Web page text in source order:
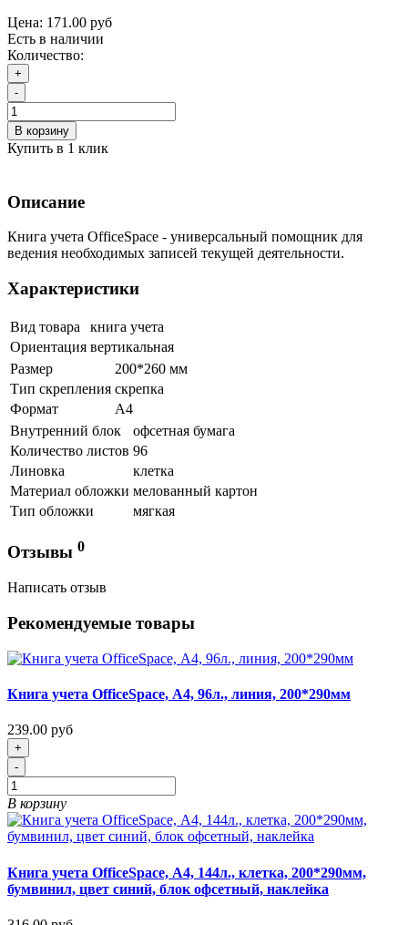
Цена: 171.00 руб
Есть в наличии
Количество:
+
-
В корзину
Купить в 1 клик
Описание
Книга учета OfficeSpace - универсальный помощник для
ведения необходимых записей текущей деятельности.
Характеристики
Вид товара
книга учета
Ориентация вертикальная
Размер
200*260 мм
Тип скрепления скрепка
Формат
А4
Внутренний блок
офсетная бумага
Количество листов 96
Линовка
клетка
Материал обложки мелованный картон
Тип обложки
мягкая
Отзывы 0
Написать отзыв
Рекомендуемые товары
Книга учета OfficeSpace, А4, 96л., линия, 200*290мм
239.00 руб
+
-
В корзину
Книга учета OfficeSpace, А4, 144л., клетка, 200*290мм,
бумвинил, цвет синий, блок офсетный, наклейка